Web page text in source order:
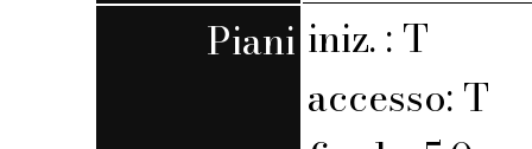
Piani iniz. : T
accesso: T